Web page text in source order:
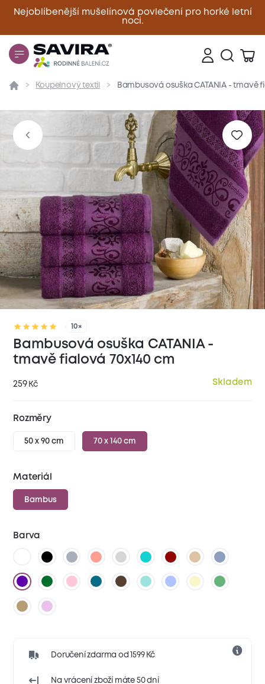
Nejoblíbenější mušelínová povlečení pro horké letní
noci.
Zavřít
Přehled Parametry Popis produktu Materiál
Koupelnový textil Bambusová osuška CATANIA - tmavě
10×
Bambusová osuška CATANIA -
tmavě fialová 70x140 cm
259 Kč Skladem
Rozměry
50 x 90 cm 70 x 140 cm
Materiál
Bambus
Barva
Doručení zdarma od 1599 Kč
Na vrácení zboží máte 50 dní